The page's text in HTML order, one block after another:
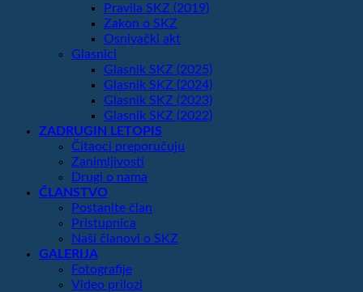
Pravila SKZ (2019)
Zakon o SKZ
Osnivački akt
Glasnici
Glasnik SKZ (2025)
Glasnik SKZ (2024)
Glasnik SKZ (2023)
Glasnik SKZ (2022)
ZADRUGIN LETOPIS
Čitaoci preporučuju
Zanimljivosti
Drugi o nama
ČLANSTVO
Postanite član
Pristupnica
Naši članovi o SKZ
GALERIJA
Fotografije
Video prilozi